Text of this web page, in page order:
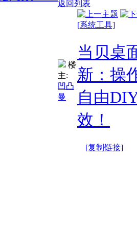
返回列表
楼
主:
凹凸
曼
[系统工具]
当贝桌
新：操
自由
效！
[复制链接]